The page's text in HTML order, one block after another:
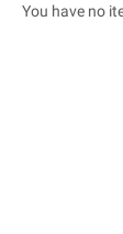
You have no